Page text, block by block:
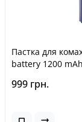
Пастка для
battery 1200
999 грн.